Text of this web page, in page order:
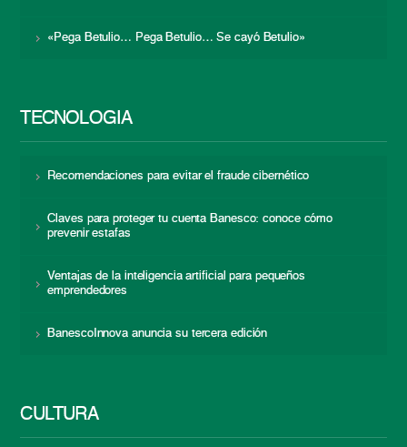
«Pega Betulio… Pega Betulio… Se cayó Betulio»
TECNOLOGÍA
Recomendaciones para evitar el fraude cibernético
Claves para proteger tu cuenta Banesco: conoce cómo
prevenir estafas
Ventajas de la inteligencia artificial para pequeños
emprendedores
BanescoInnova anuncia su tercera edición
CULTURA